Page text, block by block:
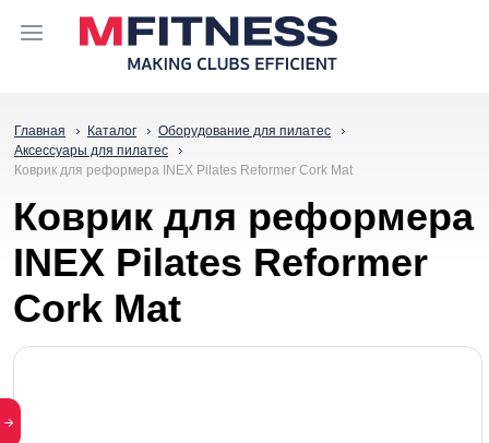
Главная Каталог
Оборудование для пилатес
Аксессуары для пилатес
Коврик для реформера INEX Pilates Reformer Cork Mat
Коврик для реформера
INEX Pilates Reformer
Cork Mat